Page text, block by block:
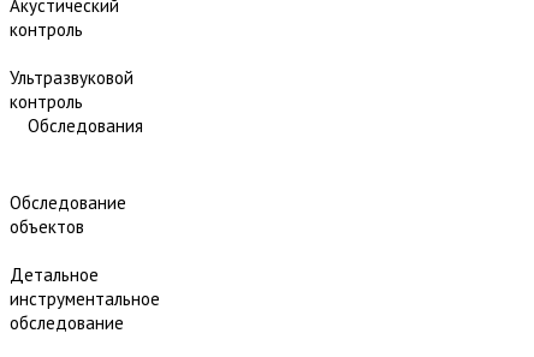
Акустический
контроль
Ультразвуковой
контроль
Обследования
Обследование
объектов
Детальное
инструментальное
обследование